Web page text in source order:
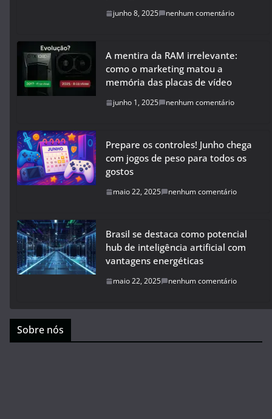
junho 8, 2025 nenhum comentário
A mentira da RAM irrelevante:
como o marketing matou a
memória das placas de vídeo
junho 1, 2025 nenhum comentário
Prepare os controles! Junho chega
com jogos de peso para todos os
gostos
maio 22, 2025 nenhum comentário
Brasil se destaca como potencial
hub de inteligência artificial com
vantagens energéticas
maio 22, 2025 nenhum comentário
Sobre nós